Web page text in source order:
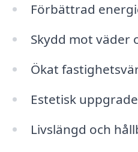
Förbättrad
Skydd mot väder
Ökat
Estetisk
Livslängd och